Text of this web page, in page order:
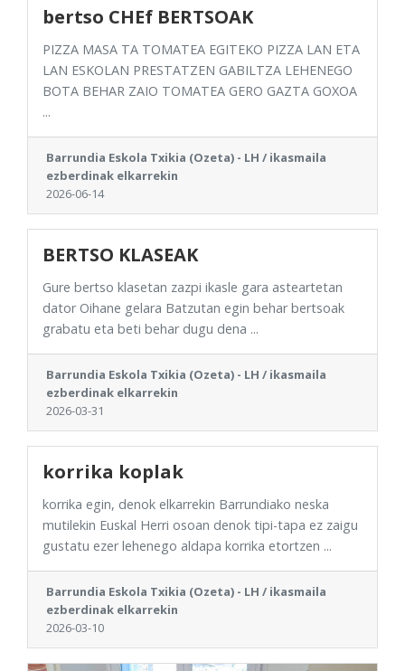
bertso CHEf BERTSOAK
PIZZA MASA TA TOMATEA EGITEKO PIZZA LAN ETA
LAN ESKOLAN PRESTATZEN GABILTZA LEHENEGO
BOTA BEHAR ZAIO TOMATEA GERO GAZTA GOXOA
...
Barrundia Eskola Txikia (Ozeta) - LH / ikasmaila
ezberdinak elkarrekin
2026-06-14
BERTSO KLASEAK
Gure bertso klasetan zazpi ikasle gara asteartetan
dator Oihane gelara Batzutan egin behar bertsoak
grabatu eta beti behar dugu dena ...
Barrundia Eskola Txikia (Ozeta) - LH / ikasmaila
ezberdinak elkarrekin
2026-03-31
korrika koplak
korrika egin, denok elkarrekin Barrundiako neska
mutilekin Euskal Herri osoan denok tipi-tapa ez zaigu
gustatu ezer lehenego aldapa korrika etortzen ...
Barrundia Eskola Txikia (Ozeta) - LH / ikasmaila
ezberdinak elkarrekin
2026-03-10